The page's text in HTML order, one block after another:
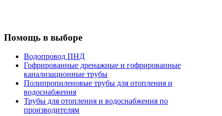
Помощь в выборе
Водопровод ПНД
Гофрированные дренажные и гофрированные
канализационные трубы
Полипропиленовые трубы для отопления и
водоснабжения
Трубы для отопления и водоснабжения по
производителям